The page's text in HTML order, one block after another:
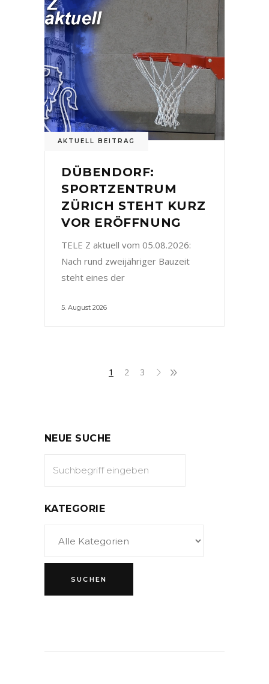
AKTUELL BEITRAG
DÜBENDORF:
SPORTZENTRUM
ZÜRICH STEHT KURZ
VOR ERÖFFNUNG
TELE Z aktuell vom 05.08.2026:
Nach rund zweijähriger Bauzeit
steht eines der
5. August 2026
1 2 3
NEUE SUCHE
KATEGORIE